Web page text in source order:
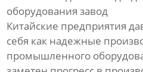
Контакты
оборудования завод
Китайские предприятия
себя как надежные
промышленного